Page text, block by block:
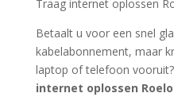
Traag internet oplossen
Betaalt u voor een snel
kabelabonnement, maar
laptop of telefoon
internet oplossen